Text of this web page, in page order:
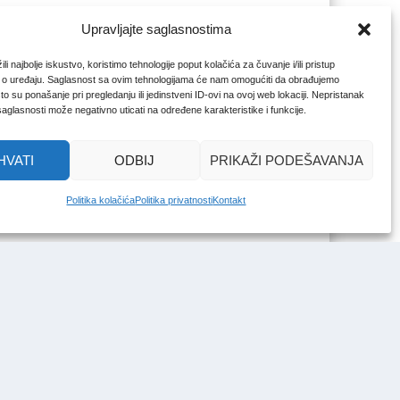
Upravljajte saglasnostima
najbolje iskustvo, koristimo tehnologije poput kolačića za čuvanje i/ili pristup
uređaju. Saglasnost sa ovim tehnologijama će nam omogućiti da obrađujemo
su ponašanje pri pregledanju ili jedinstveni ID-ovi na ovoj web lokaciji. Nepristanak
može negativno uticati na određene karakteristike i funkcije.
ODBIJ PRIKAŽI PODEŠAVANJA
Politika kolačićaPolitika privatnostiKontakt